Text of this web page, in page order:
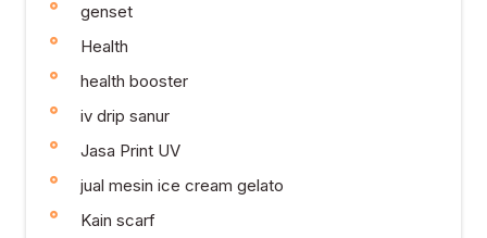
genset
Health
health booster
iv drip sanur
Jasa Print UV
jual mesin ice cream gelato
Kain scarf